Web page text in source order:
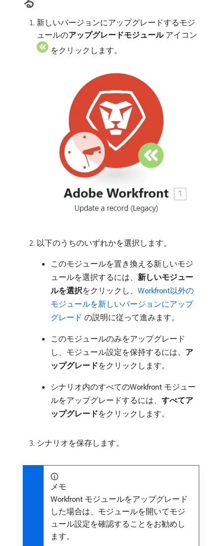
新しいバージョンにアップグレードするモジ
ュールの​アップグレードモジュールアイコン
をクリックします。
以下のうちのいずれかを選択します。
このモジュールを置き換える新しいモジ
ュールを選択するには、 新しいモジュー
ルを選択​をクリックし、 Workfront以外の
モジュールを新しいバージョンにアップ
グレード ​ の説明に従って進みます。
このモジュールのみをアップグレード
し、モジュール設定を保持するには、 ア
ップグレード​をクリックします。
シナリオ内のすべてのWorkfront モジュー
ルをアップグレードするには、 すべてア
ップグレード​をクリックします。
シナリオを保存します。
メモ
Workfront モジュールをアップグレード
した場合は、モジュールを開いてモジ
ュール設定を確認することをお勧めし
ます。